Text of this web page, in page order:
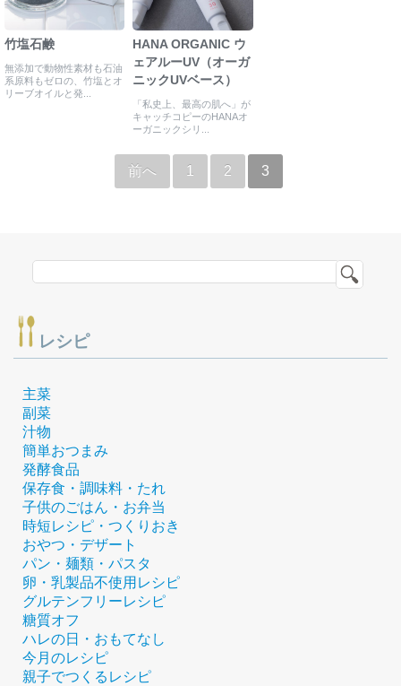
竹塩石鹸
無添加で動物性素材も石油
系原料もゼロの、竹塩とオ
リーブオイルと発...
HANA ORGANIC ウ
ェアルーUV（オーガ
ニックUVベース）
「私史上、最高の肌へ」が
キャッチコピーのHANAオ
ーガニックシリ...
前へ 1 2 3
レシピ
主菜
副菜
汁物
簡単おつまみ
発酵食品
保存食・調味料・たれ
子供のごはん・お弁当
時短レシピ・つくりおき
おやつ・デザート
パン・麺類・パスタ
卵・乳製品不使用レシピ
グルテンフリーレシピ
糖質オフ
ハレの日・おもてなし
今月のレシピ
親子でつくるレシピ